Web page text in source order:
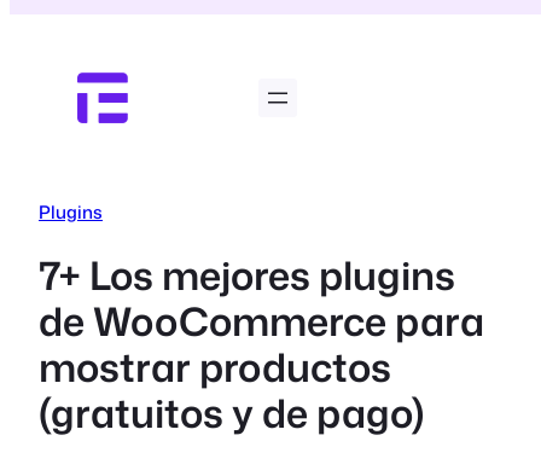
contenido
Plugins
7+ Los mejores plugins
de WooCommerce para
mostrar productos
(gratuitos y de pago)